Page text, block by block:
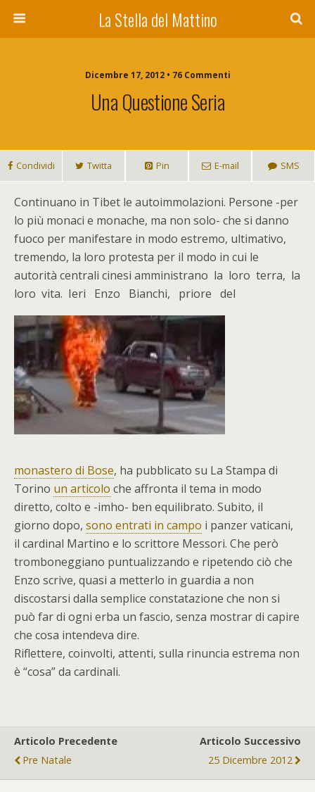
La Stella del Mattino
Dicembre 17, 2012 • 76 Commenti
Una Questione Seria
Condividi Twitta Pin E-mail SMS
Continuano in Tibet le autoimmolazioni. Persone -per
lo più monaci e monache, ma non solo- che si danno
fuoco per manifestare in modo estremo, ultimativo,
tremendo, la loro protesta per il modo in cui le
autorità centrali cinesi amministrano la loro terra, la
loro vita. Ieri Enzo Bianchi, priore del
monastero di Bose, ha pubblicato su La Stampa di
Torino un articolo che affronta il tema in modo
diretto, colto e -imho- ben equilibrato. Subito, il
giorno dopo, sono entrati in campo i panzer vaticani,
il cardinal Martino e lo scrittore Messori. Che però
tromboneggiano puntualizzando e ripetendo ciò che
Enzo scrive, quasi a metterlo in guardia a non
discostarsi dalla semplice constatazione che non si
può far di ogni erba un fascio, senza mostrar di capire
che cosa intendeva dire.
Riflettere, coinvolti, attenti, sulla rinuncia estrema non
è “cosa” da cardinali.
Articolo Precedente
Pre Natale
Articolo Successivo
25 Dicembre 2012